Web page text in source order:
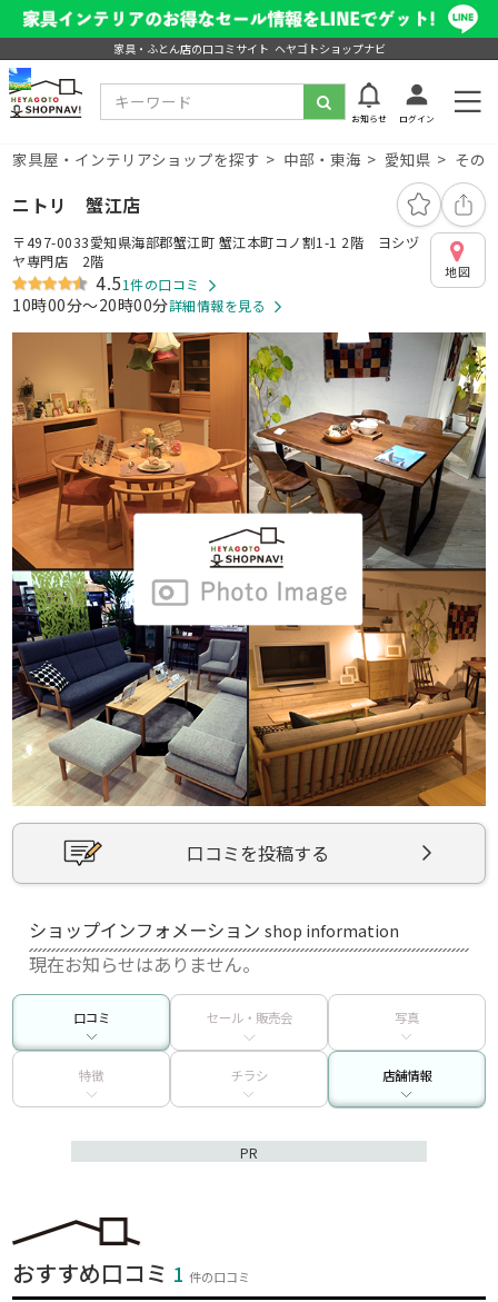
家具・ふとん店の口コミサイト ヘヤゴトショップナビ
お知らせ ログイン
家具屋・インテリアショップを探す 中部・東海 愛知県 その
ニトリ 蟹江店
〒497-0033愛知県海部郡蟹江町 蟹江本町コノ割1-1 2階 ヨシヅ
ヤ専門店 2階
4.51件の口コミ
10時00分～20時00分詳細情報を見る
地図
口コミを投稿する
ショップインフォメーションshop information
現在お知らせはありません。
口コミ セール・販売会 写真
特徴 チラシ 店舗情報
PR
おすすめ口コミ 1件の口コミ